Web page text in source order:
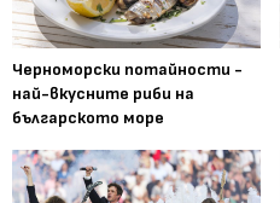
Черноморски потайности -
най-вкусните риби на
българското море